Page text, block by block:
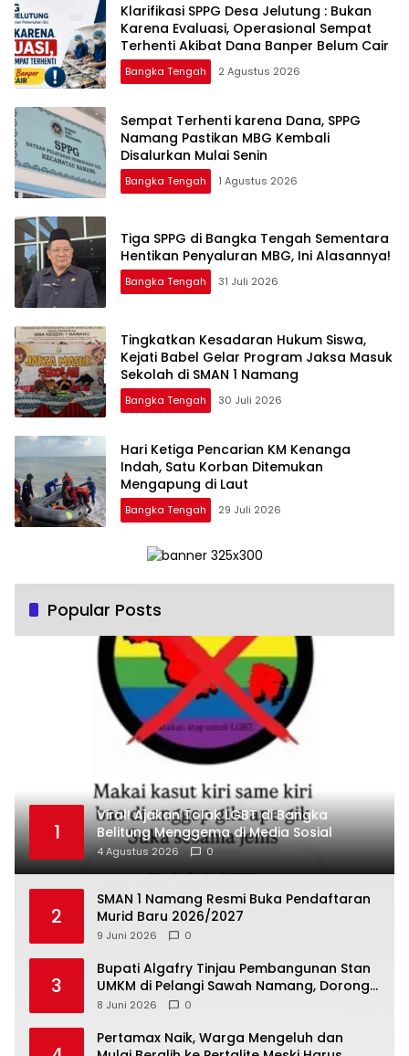
‎Klarifikasi SPPG Desa Jelutung : Bukan
Karena Evaluasi, Operasional Sempat
Terhenti Akibat Dana Banper Belum Cair
Bangka Tengah 2 Agustus 2026
‎Sempat Terhenti karena Dana, SPPG
Namang Pastikan MBG Kembali
Disalurkan Mulai Senin
Bangka Tengah 1 Agustus 2026
‎Tiga SPPG di Bangka Tengah Sementara
Bangka Tengah 31 Juli 2026
Tingkatkan Kesadaran Hukum Siswa,
Kejati Babel Gelar Program Jaksa Masuk
Sekolah di SMAN 1 Namang
Bangka Tengah 30 Juli 2026
Hari Ketiga Pencarian KM Kenanga
Indah, Satu Korban Ditemukan
Mengapung di Laut
Bangka Tengah 29 Juli 2026
Popular Posts
1
Viral! Ajakan Tolak LGBT di Bangka
Belitung Menggema di Media Sosial
4 Agustus 2026 0
2
SMAN 1 Namang Resmi Buka Pendaftaran
Murid Baru 2026/2027
9 Juni 2026 0
3
‎Bupati Algafry Tinjau Pembangunan Stan
UMKM di Pelangi Sawah Namang, Dorong
Wisata dan Ekonomi Lokal Kian Tertata
8 Juni 2026 0
‎Pertamax Naik, Warga Mengeluh dan